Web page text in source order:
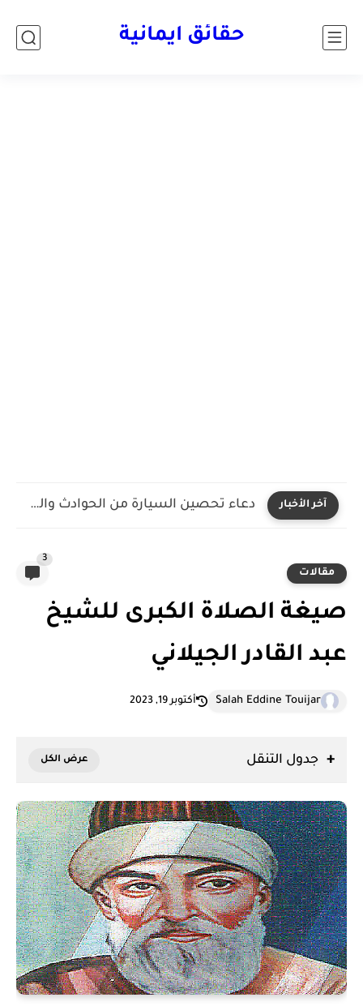
حقائق ايمانية
آخر الأخبار دعاء تحصين السيارة من الحوادث والعين والحسد مكتوب ومستجاب
مقالات
3
صيغة الصلاة الكبرى للشيخ
عبد القادر الجيلاني
Salah Eddine Touijar أكتوبر 19, 2023
جدول التنقل